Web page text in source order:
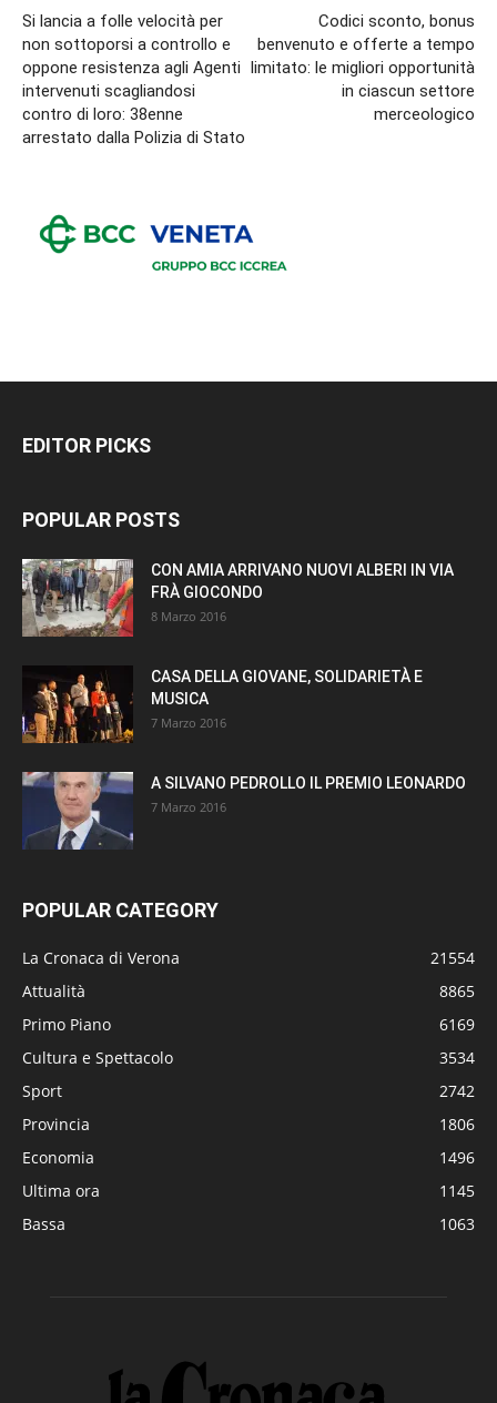
Si lancia a folle velocità per
non sottoporsi a controllo e
oppone resistenza agli Agenti
intervenuti scagliandosi
contro di loro: 38enne
arrestato dalla Polizia di Stato
Codici sconto, bonus
benvenuto e offerte a tempo
limitato: le migliori opportunità
in ciascun settore
merceologico
EDITOR PICKS
POPULAR POSTS
CON AMIA ARRIVANO NUOVI ALBERI IN VIA
FRÀ GIOCONDO
8 Marzo 2016
CASA DELLA GIOVANE, SOLIDARIETÀ E
MUSICA
7 Marzo 2016
A SILVANO PEDROLLO IL PREMIO LEONARDO
7 Marzo 2016
POPULAR CATEGORY
La Cronaca di Verona
21554
Attualità
8865
Primo Piano
6169
Cultura e Spettacolo
3534
Sport
2742
Provincia
1806
Economia
1496
Ultima ora
1145
Bassa
1063